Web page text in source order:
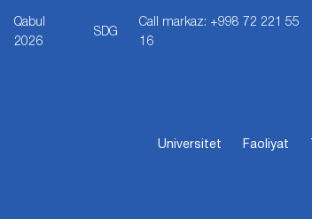
Qabul
2026
SDG
Call markaz: +998 72 221 55
16
Universitet Faoliyat